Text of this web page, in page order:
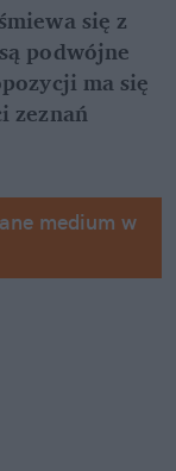
się z
podwójne
ma się
zeznań
medium w